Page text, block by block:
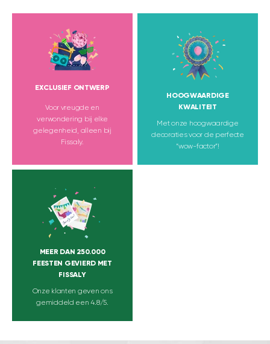
EXCLUSIEF ONTWERP
Voor vreugde en
verwondering bij elke
gelegenheid, alleen bij
Fissaly.
HOOGWAARDIGE
KWALITEIT
Met onze hoogwaardige
decoraties voor de perfecte
“wow-factor”!
MEER DAN 250.000
FEESTEN GEVIERD MET
FISSALY
Onze klanten geven ons
gemiddeld een 4.8/5.